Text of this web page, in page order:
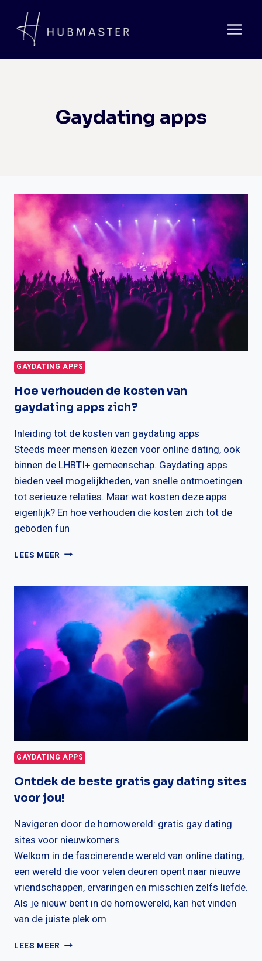
naar
inhoud
Gaydating apps
GAYDATING APPS
Hoe verhouden de kosten van
gaydating apps zich?
Inleiding tot de kosten van gaydating apps
Steeds meer mensen kiezen voor online dating, ook
binnen de LHBTI+ gemeenschap. Gaydating apps
bieden veel mogelijkheden, van snelle ontmoetingen
tot serieuze relaties. Maar wat kosten deze apps
eigenlijk? En hoe verhouden die kosten zich tot de
geboden fun
LEES MEER HOE
KOSTEN
GAYDATING
APPS
ZICH?
GAYDATING APPS
Ontdek de beste gratis gay dating sites
voor jou!
Navigeren door de homowereld: gratis gay dating
sites voor nieuwkomers
Welkom in de fascinerende wereld van online dating,
een wereld die voor velen deuren opent naar nieuwe
vriendschappen, ervaringen en misschien zelfs liefde.
Als je nieuw bent in de homowereld, kan het vinden
van de juiste plek om
LEES MEER ONTDEK